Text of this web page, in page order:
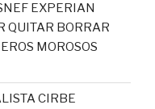
EXPERIAN
QUITAR BORRAR
MOROSOS
CIRBE